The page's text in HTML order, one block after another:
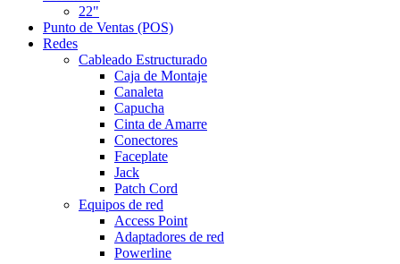
22"
Punto de Ventas (POS)
Redes
Cableado Estructurado
Caja de Montaje
Canaleta
Capucha
Cinta de Amarre
Conectores
Faceplate
Jack
Patch Cord
Equipos de red
Access Point
Adaptadores de red
Powerline